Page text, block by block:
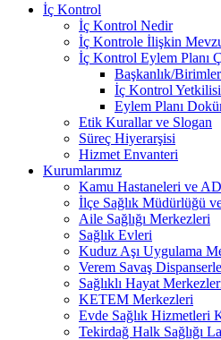
İç Kontrol
İç Kontrol Nedir
İç Kontrole İlişkin
İç Kontrol Eylem Planı
Başkanlık/
İç Kontrol
Eylem Planı
Etik Kurallar ve Slogan
Süreç Hiyerarşisi
Hizmet Envanteri
Kurumlarımız
Kamu Hastaneleri ve
İlçe Sağlık Müdürlüğü
Aile Sağlığı Merkezleri
Sağlık Evleri
Kuduz Aşı Uygulama
Verem Savaş
Sağlıklı Hayat
KETEM Merkezleri
Evde Sağlık Hizmetleri
Tekirdağ Halk Sağlığı